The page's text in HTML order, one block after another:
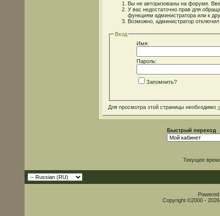
Вы не авторизованы на форуме.
У вас недостаточно прав для
функциям администратора или к
Возможно, администратор
Вход
Имя:
Пароль:
Запомнить?
Для просмотра этой страницы необходимо
Быстрый переход
Текущее
Copyright ©2000 -